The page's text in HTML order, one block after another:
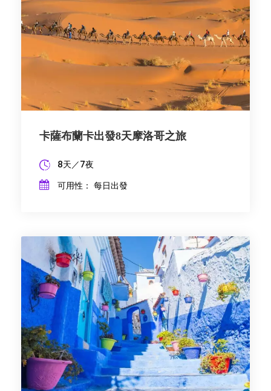
卡薩布蘭卡出發8天摩洛哥之旅
8天／7夜
可用性： 每日出發